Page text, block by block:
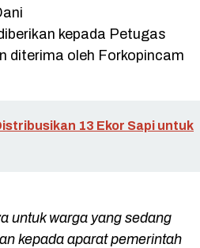
kepada Petugas
diterima oleh Forkopincam
13 Ekor Sapi untuk
untuk warga yang sedang
kepada aparat pemerintah